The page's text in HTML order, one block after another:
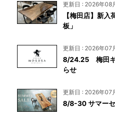
更新日 : 2026年08
【梅田店】新
板」
更新日 : 2026年07
8/24.25 梅田
らせ
更新日 : 2026年07
8/8-30 サマー